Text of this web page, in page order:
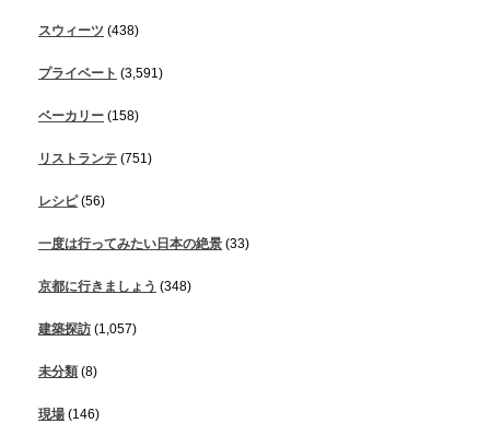
スウィーツ (438)
プライベート (3,591)
ベーカリー (158)
リストランテ (751)
レシピ(56)
一度は行ってみたい日本の絶景 (33)
京都に行きましょう (348)
建築探訪 (1,057)
未分類 (8)
現場 (146)